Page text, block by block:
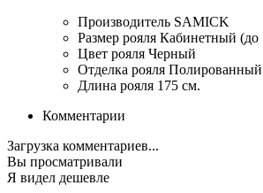
Производитель SAMICK
Размер рояля Кабинетный (до
Цвет рояля Черный
Отделка рояля Полированный
Длина рояля 175 см.
Комментарии
Загрузка комментариев...
Вы просматривали
Я видел дешевле